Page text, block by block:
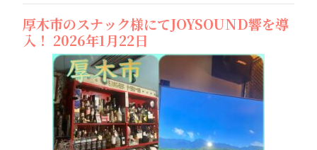
厚木市のスナック様にてJOYSOUND響を導
入！ 2026年1月22日